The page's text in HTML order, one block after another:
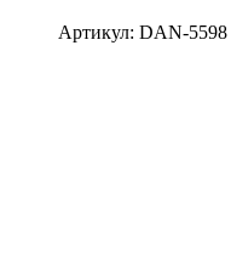
Артикул: DAN-5598